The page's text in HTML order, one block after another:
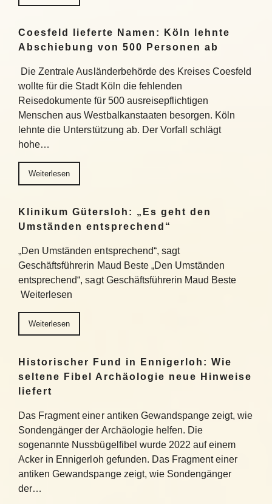
Coesfeld lieferte Namen: Köln lehnte
Abschiebung von 500 Personen ab
Die Zentrale Ausländerbehörde des Kreises Coesfeld
wollte für die Stadt Köln die fehlenden
Reisedokumente für 500 ausreisepflichtigen
Menschen aus Westbalkanstaaten besorgen. Köln
lehnte die Unterstützung ab. Der Vorfall schlägt
hohe…
Weiterlesen
Klinikum Gütersloh: „Es geht den
Umständen entsprechend“
„Den Umständen entsprechend“, sagt
Geschäftsführerin Maud Beste „Den Umständen
entsprechend“, sagt Geschäftsführerin Maud Beste
Weiterlesen
Weiterlesen
Historischer Fund in Ennigerloh: Wie
seltene Fibel Archäologie neue Hinweise
liefert
Das Fragment einer antiken Gewandspange zeigt, wie
Sondengänger der Archäologie helfen. Die
sogenannte Nussbügelfibel wurde 2022 auf einem
Acker in Ennigerloh gefunden. Das Fragment einer
antiken Gewandspange zeigt, wie Sondengänger
der…